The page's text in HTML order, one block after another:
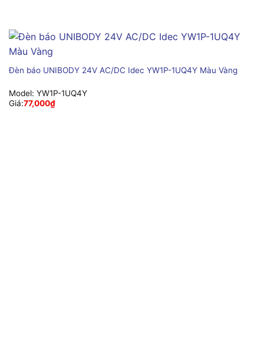
Đèn báo UNIBODY 24V AC/DC Idec YW1P-1UQ4Y Màu Vàng
Model: YW1P-1UQ4Y
Giá:77,000₫